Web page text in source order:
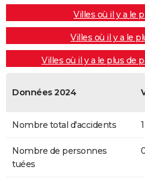
Villes où il y a le
Villes où il y a le
Villes où il y a le plus de
Données 2024
Nombre total d'accidents 1
Nombre de personnes
tuées